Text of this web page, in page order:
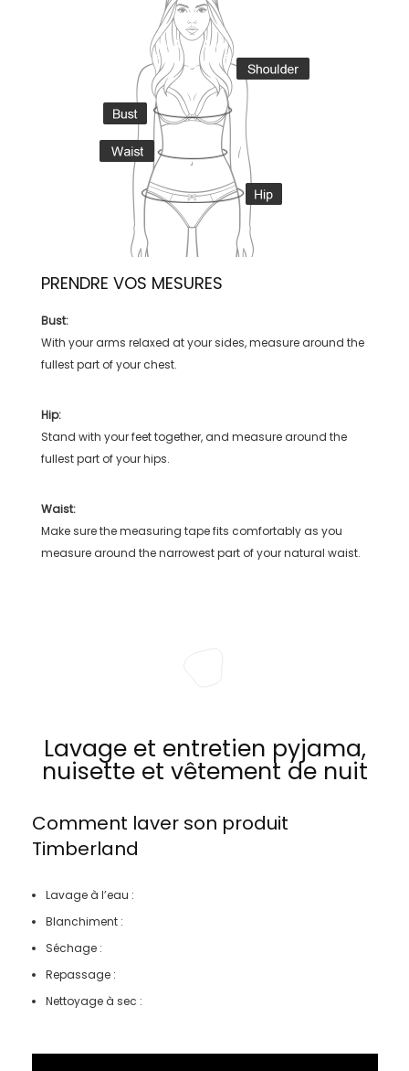
PRENDRE VOS MESURES
Bust:
With your arms relaxed at your sides, measure around the
fullest part of your chest.
Hip:
Stand with your feet together, and measure around the
fullest part of your hips.
Waist:
Make sure the measuring tape fits comfortably as you
measure around the narrowest part of your natural waist.
Lavage et entretien pyjama,
nuisette et vêtement de nuit
Comment laver son produit
Timberland
Lavage à l’eau :
Blanchiment :
Séchage :
Repassage :
Nettoyage à sec :